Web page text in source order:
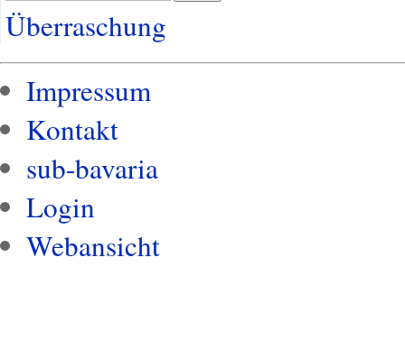
Überraschung
Impressum
Kontakt
sub-bavaria
Login
Webansicht